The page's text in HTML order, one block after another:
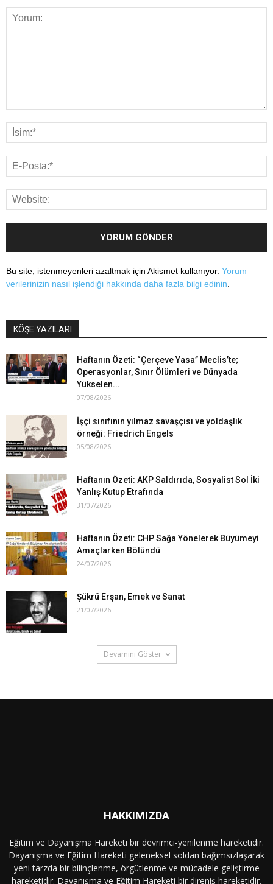
Bu site, istenmeyenleri azaltmak için Akismet kullanıyor. Yorum
verilerinizin nasıl işlendiği hakkında daha fazla bilgi edinin
KÖŞE YAZILARI
Haftanın Özeti: “Çerçeve Yasa” Meclis’te;
Operasyonlar, Sınır Ölümleri ve Dünyada
Yükselen...
07/08/2026
İşçi sınıfının yılmaz savaşçısı ve yoldaşlık
örneği: Friedrich Engels
05/08/2026
Haftanın Özeti: AKP Saldırıda, Sosyalist Sol İki
Yanlış Kutup Etrafında
31/07/2026
Haftanın Özeti: CHP Sağa Yönelerek Büyümeyi
Amaçlarken Bölündü
24/07/2026
Şükrü Erşan, Emek ve Sanat
21/07/2026
Devamını Göster
HAKKIMIZDA
Eğitim ve Dayanışma Hareketi bir devrimci-yenilenme hareketidir.
Dayanışma ve Eğitim Hareketi geleneksel soldan bağımsızlaşarak
yeni tarzda bir bilinçlenme, örgütlenme ve mücadele geliştirme
hareketidir. Dayanışma ve Eğitim Hareketi bir direniş hareketidir.